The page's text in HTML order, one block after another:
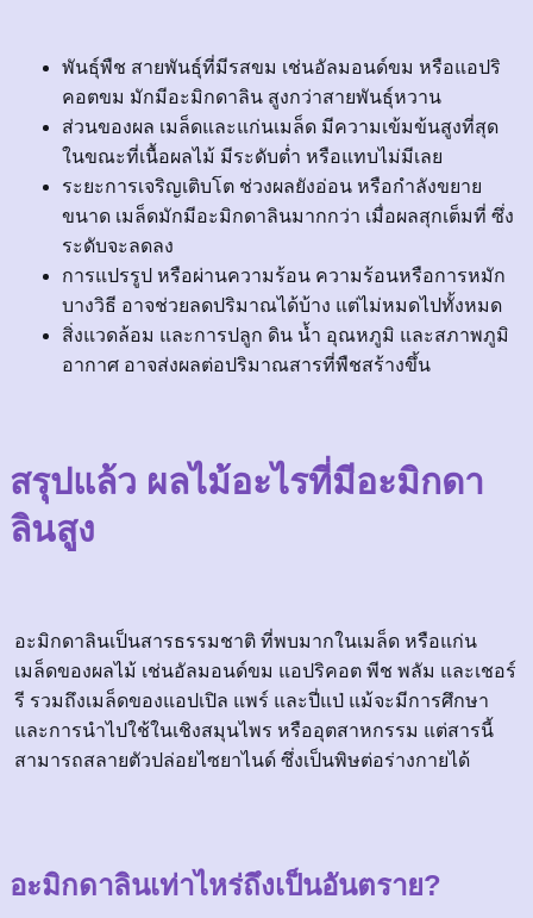
พันธุ์พืช สายพันธุ์ที่มีรสขม เช่นอัลมอนด์ขม หรือแอปริ
คอตขม มักมีอะมิกดาลิน สูงกว่าสายพันธุ์หวาน
ส่วนของผล เมล็ดและแก่นเมล็ด มีความเข้มข้นสูงที่สุด
ในขณะที่เนื้อผลไม้ มีระดับต่ำ หรือแทบไม่มีเลย
ระยะการเจริญเติบโต ช่วงผลยังอ่อน หรือกำลังขยาย
ขนาด เมล็ดมักมีอะมิกดาลินมากกว่า เมื่อผลสุกเต็มที่ ซึ่ง
ระดับจะลดลง
การแปรรูป หรือผ่านความร้อน ความร้อนหรือการหมัก
บางวิธี อาจช่วยลดปริมาณได้บ้าง แต่ไม่หมดไปทั้งหมด
สิ่งแวดล้อม และการปลูก ดิน น้ำ อุณหภูมิ และสภาพภูมิ
อากาศ อาจส่งผลต่อปริมาณสารที่พืชสร้างขึ้น
สรุปแล้ว ผลไม้อะไรที่มีอะมิกดา
ลินสูง
อะมิกดาลินเป็นสารธรรมชาติ ที่พบมากในเมล็ด หรือแก่น
เมล็ดของผลไม้ เช่นอัลมอนด์ขม แอปริคอต พีช พลัม และเชอร์
รี รวมถึงเมล็ดของแอปเปิล แพร์ และปี่แป่ แม้จะมีการศึกษา
และการนำไปใช้ในเชิงสมุนไพร หรืออุตสาหกรรม แต่สารนี้
สามารถสลายตัวปล่อยไซยาไนด์ ซึ่งเป็นพิษต่อร่างกายได้
อะมิกดาลินเท่าไหร่ถึงเป็นอันตราย?